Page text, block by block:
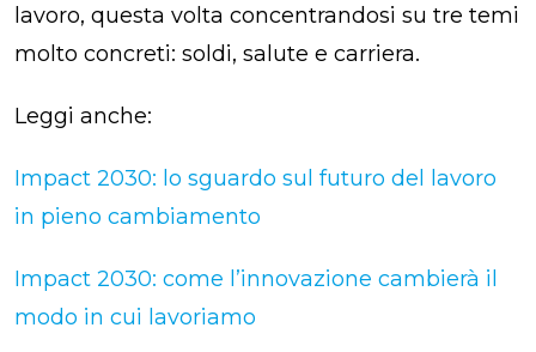
lavoro, questa volta concentrandosi su tre temi
molto concreti: soldi, salute e carriera.
Leggi anche:
Impact 2030: lo sguardo sul futuro del lavoro
in pieno cambiamento
Impact 2030: come l’innovazione cambierà il
modo in cui lavoriamo